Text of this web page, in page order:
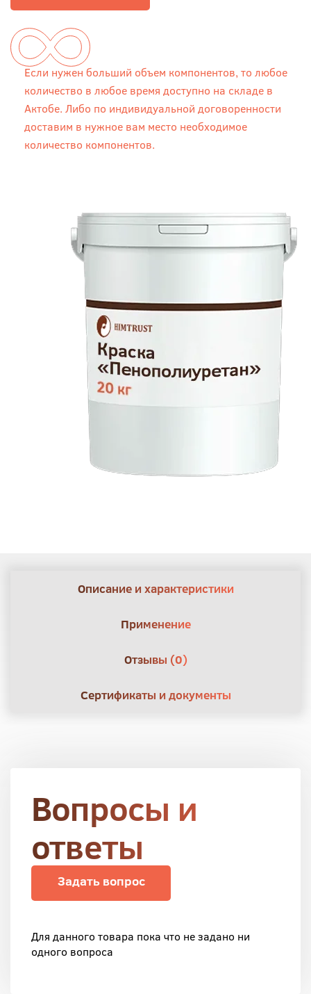
Если нужен больший объем компонентов, то любое
количество в любое время доступно на складе в
Актобе. Либо по индивидуальной договоренности
доставим в нужное вам место необходимое
количество компонентов.
Описание и характеристики
Применение
Отзывы (0)
Сертификаты и документы
Вопросы и
ответы
Задать вопрос
Для данного товара пока что не задано ни
одного вопроса